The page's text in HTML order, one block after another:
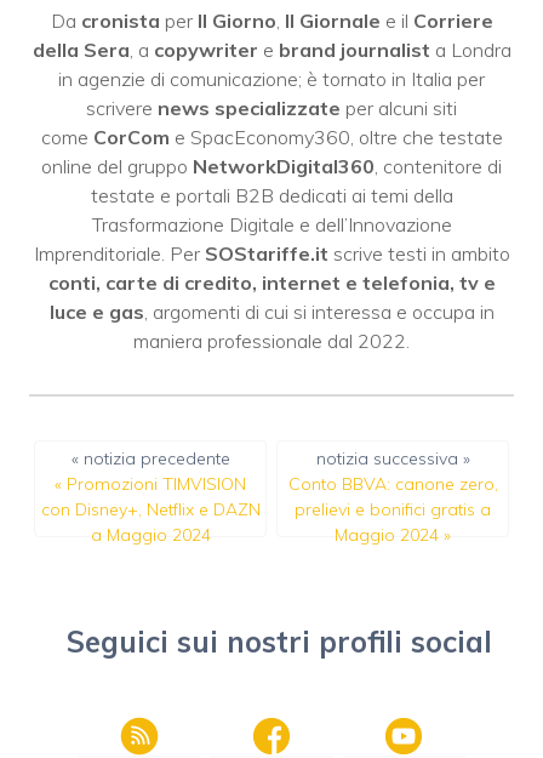
Da cronista per Il Giorno Il Giornale e il Corriere
della Sera , a copywriter e brand journalist a Londra
in agenzie di comunicazione; è tornato in Italia per
scrivere news specializzate per alcuni siti
come CorCom e SpacEconomy360, oltre che testate
online del gruppo NetworkDigital360 , contenitore di
testate e portali B2B dedicati ai temi della
Trasformazione Digitale e dell’Innovazione
Imprenditoriale. Per SOStariffe.it scrive testi in ambito
conti, carte di credito, internet e telefonia, tv e
luce e gas , argomenti di cui si interessa e occupa in
maniera professionale dal 2022.
« notizia precedente
« Promozioni TIMVISION
con Disney+, Netflix e DAZN
a Maggio 2024
notizia successiva »
Conto BBVA: canone zero,
prelievi e bonifici gratis a
Maggio 2024 »
Seguici sui nostri profili social